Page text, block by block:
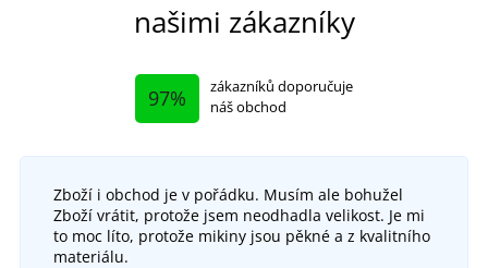
našimi zákazníky
97%
zákazníků doporučuje
náš obchod
Zboží i obchod je v pořádku. Musím ale bohužel
Zboží vrátit, protože jsem neodhadla velikost. Je mi
to moc líto, protože mikiny jsou pěkné a z kvalitního
materiálu.